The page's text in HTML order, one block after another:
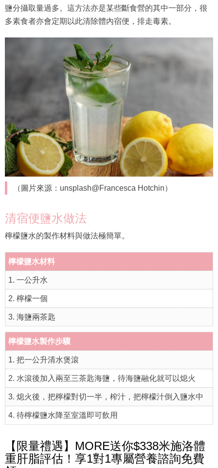
鹽分攝取量過多。這方法亦是某些斷食營的其中一部分，很
多素食者亦會定期以此清除體內宿便，排走毒素。
（圖片來源：unsplash@Francesca Hotchin）
清宿便鹽水做法
檸檬鹽水的製作材料與做法極簡單。
檸檬鹽水材料
1. 一公升水
2. 檸檬一個
3. 海鹽兩茶匙
檸檬鹽水製作步驟
1. 把一公升清水煲滾
2. 水滾後加入兩至三茶匙海鹽，待海鹽融化就可以熄火
3. 熄火後，把檸檬對切一半，榨汁，把檸檬汁倒入鹽水中
4. 待檸檬鹽水降至室溫即可飲用
【限量禮遇】MORE送你$338米施洛體
重肝脂評估！享1對1專屬營養諮詢免費